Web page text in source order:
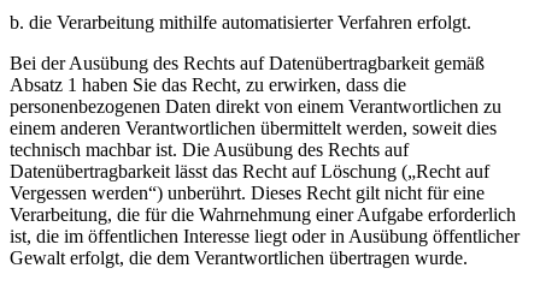
b. die Verarbeitung mithilfe automatisierter Verfahren erfolgt.
Bei der Ausübung des Rechts auf Datenübertragbarkeit gemäß
Absatz 1 haben Sie das Recht, zu erwirken, dass die
personenbezogenen Daten direkt von einem Verantwortlichen zu
einem anderen Verantwortlichen übermittelt werden, soweit dies
technisch machbar ist. Die Ausübung des Rechts auf
Datenübertragbarkeit lässt das Recht auf Löschung („Recht auf
Vergessen werden“) unberührt. Dieses Recht gilt nicht für eine
Verarbeitung, die für die Wahrnehmung einer Aufgabe erforderlich
ist, die im öffentlichen Interesse liegt oder in Ausübung öffentlicher
Gewalt erfolgt, die dem Verantwortlichen übertragen wurde.